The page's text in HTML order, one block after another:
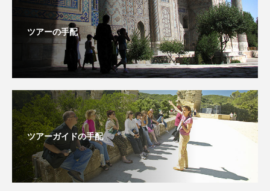
ツアーの手配
ツアーガイドの手配